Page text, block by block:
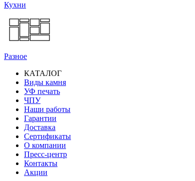
Кухни
Разное
Основная
навигация
КАТАЛОГ
Виды камня
УФ печать
ЧПУ
Наши работы
Гарантии
Доставка
Сертификаты
О компании
Пресс-центр
Контакты
Акции